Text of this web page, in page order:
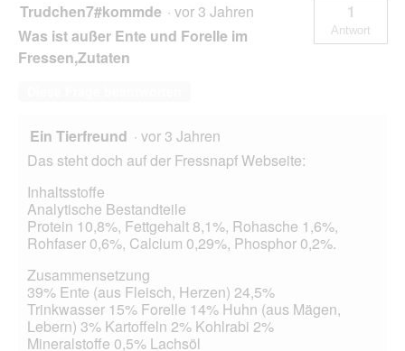
Trudchen7#kommde · vor 3 Jahren
Was ist außer Ente und Forelle im
Fressen,Zutaten
1
Antwort
Ein Tierfreund · vor 3 Jahren
Das steht doch auf der Fressnapf Webseite:
Inhaltsstoffe
Analytische Bestandteile
Protein 10,8%, Fettgehalt 8,1%, Rohasche 1,6%,
Rohfaser 0,6%, Calcium 0,29%, Phosphor 0,2%.
Zusammensetzung
39% Ente (aus Fleisch, Herzen) 24,5%
Trinkwasser 15% Forelle 14% Huhn (aus Mägen,
Lebern) 3% Kartoffeln 2% Kohlrabi 2%
Mineralstoffe 0,5% Lachsöl